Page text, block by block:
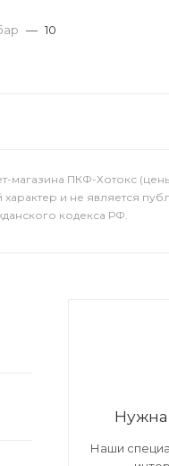
— 10
магазина ПКФ-Хотокс
характер и не является
кодекса РФ.
Нужна
Наши